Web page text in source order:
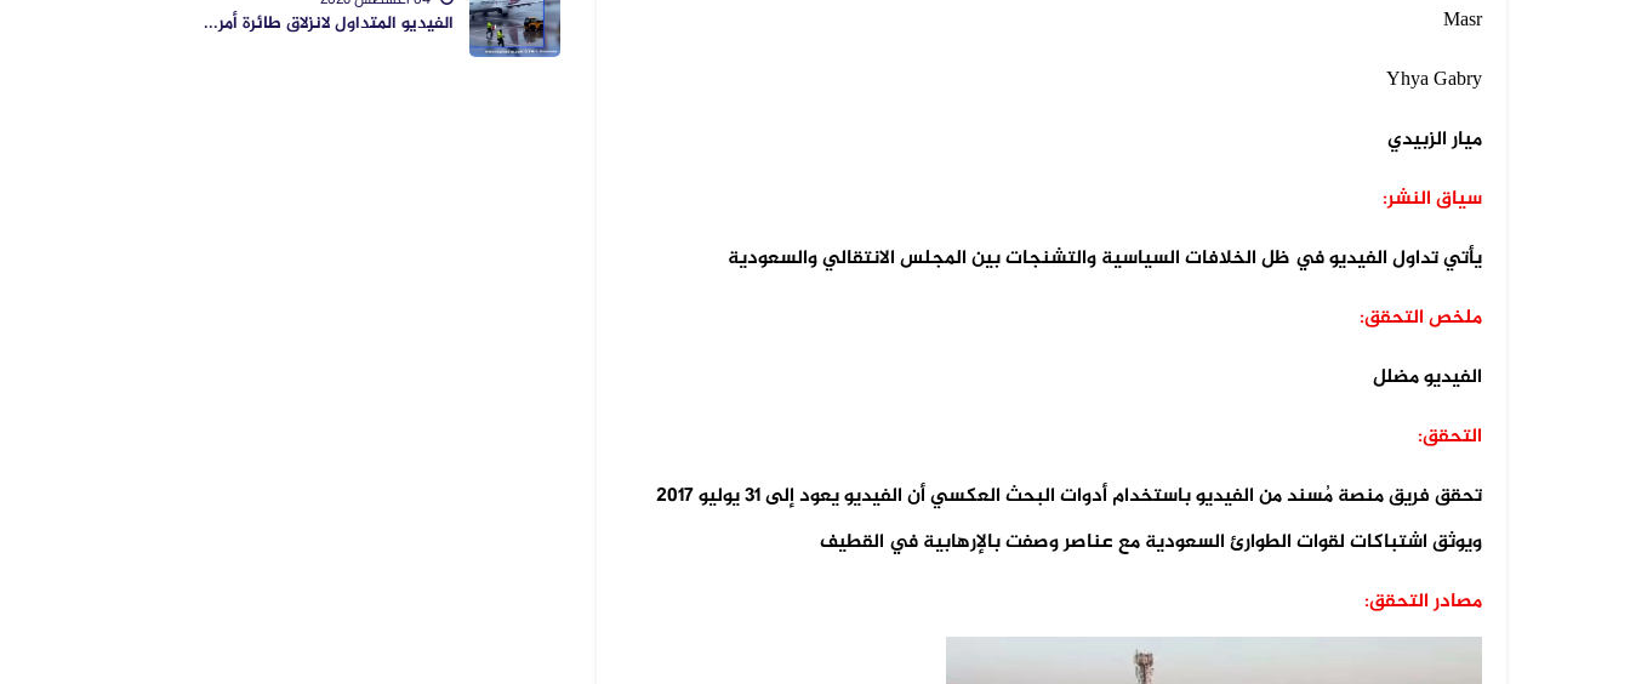
Masr
Yhya Gabry
ميار الزبيدي
سياق النشر:
يأتي تداول الفيديو في ظل الخلافات السياسية والتشنجات بين المجلس الانتقالي والسعودية
ملخص التحقق:
الفيديو مضلل
التحقق:
تحقق فريق منصة مُسند من الفيديو باستخدام أدوات البحث العكسي أن الفيديو يعود إلى 31 يوليو 2017
ويوثق اشتباكات لقوات الطوارئ السعودية مع عناصر وصفت بالإرهابية في القطيف
مصادر التحقق:
الفيديو المتداول لانزلاق طائرة أمر...